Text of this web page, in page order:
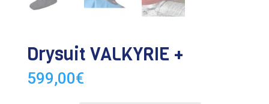
Drysuit VALKYRIE +
599,00€